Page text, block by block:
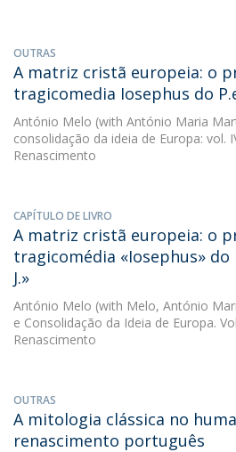
OUTRAS
A matriz cristã europeia: o
tragicomedia Iosephus do
António Melo (with António Maria
consolidação da ideia de Europa: vol.
Renascimento
CAPÍTULO DE LIVRO
A matriz cristã europeia: o
tragicomédia «Iosephus» do
J.»
António Melo (with Melo, António
e Consolidação da Ideia de Europa.
Renascimento
OUTRAS
A mitologia clássica no
renascimento português